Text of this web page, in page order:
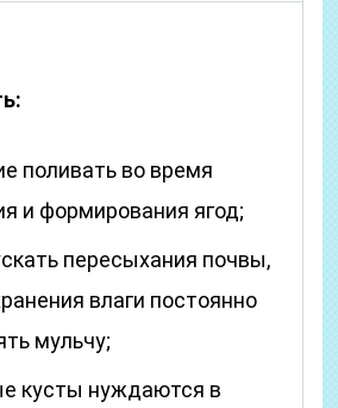
поливать во время
и формирования ягод;
пересыхания почвы,
влаги постоянно
мульчу;
кусты нуждаются в